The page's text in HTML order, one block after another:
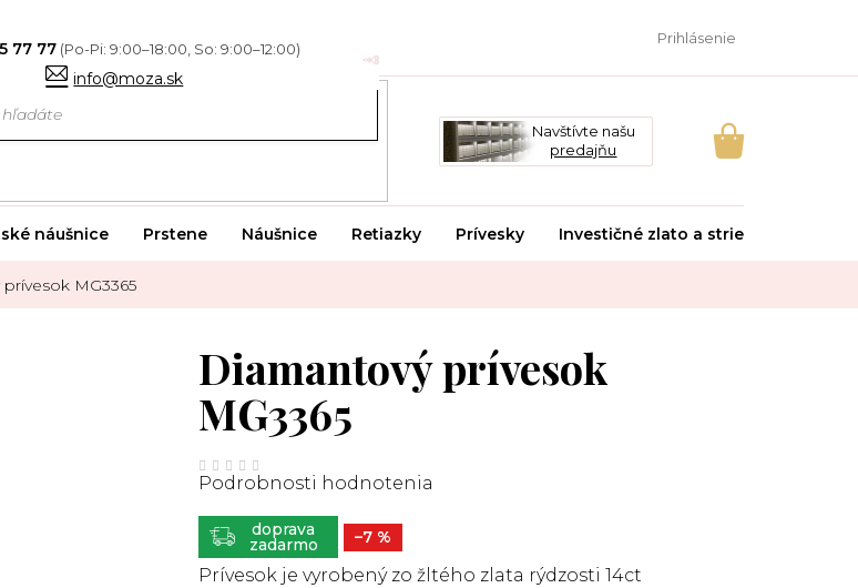
77 77
info@moza.sk
Prihlásenie
Navštívte našu
predajňu
NÁKUPNÝ
náušnice Prstene Náušnice Retiazky Prívesky Investičné zlato a striebro
MG3365
Prívesok je vyrobený zo žltého zlata rýdzosti 14ct
Diamantový prívesok
MG3365
Priemerné
hodnotenie
produktu
0,0
hviezdičiek.
Podrobnosti hodnotenia
ZADARMO –7 %